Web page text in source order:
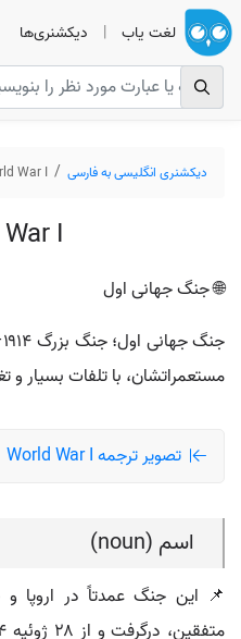
لغت یاب | دیکشنری‌ها
دیکشنری انگلیسی به فارسی War I
I
🌐 جنگ جهانی اول
مستعمراتشان، با تلفات بسیار
تصویر ترجمه World War I
اسم (noun)
📌 این جنگ عمدتاً در اروپا و